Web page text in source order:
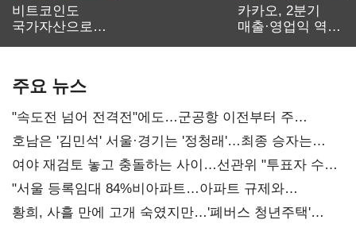
비트코인도
국가자산으로…'
카카오, 2분기
매출·영업익 역대
주요 뉴스
"속도전 넘어 전격전"에도…군공항 이전부터 주
52시간까지 '뇌관'
호남은 '김민석' 서울·경기는 '정청래'…최종 승자는
'안갯속'
여야 재검토 놓고 충돌하는 사이…선관위 "투표자 수
오차 당연"
"서울 등록임대 84%비아파트…아파트 규제와
달리해야"
황희, 사흘 만에 고개 숙였지만…'폐버스 청년주택'